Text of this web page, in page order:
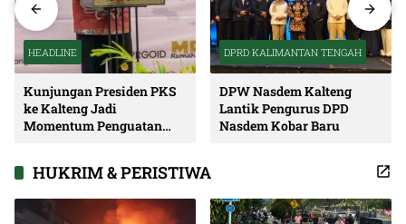
HEADLINE
Kunjungan Presiden PKS
ke Kalteng Jadi
Momentum Penguatan
DPRD KALIMANTAN TENGAH
DPW Nasdem Kalteng
Lantik Pengurus DPD
Nasdem Kobar Baru
HUKRIM & PERISTIWA